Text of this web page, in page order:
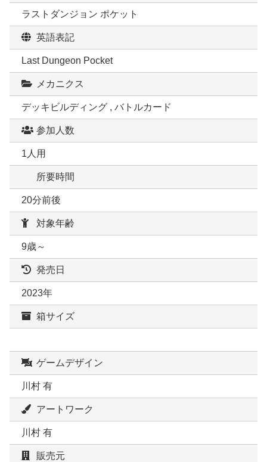
ラストダンジョン ポケット
英語表記
Last Dungeon Pocket
メカニクス
デッキビルディング , バトルカード
参加人数
1人用
所要時間
20分前後
対象年齢
9歳～
発売日
2023年
箱サイズ
ゲームデザイン
川村 有
アートワーク
川村 有
販売元